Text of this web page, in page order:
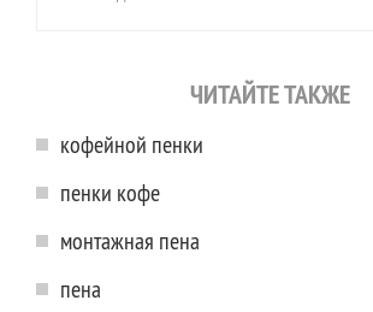
ЧИТАЙТЕ ТАКЖЕ
кофейной пенки
пенки кофе
монтажная пена
пена